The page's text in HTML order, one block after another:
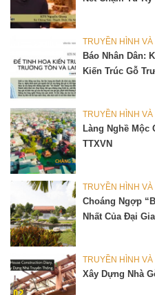
TRUYỀN HÌNH VÀ
Báo Nhân Dân:
Kiến Trúc Gỗ
TRUYỀN HÌNH VÀ
Làng Nghề Mộc
TTXVN
TRUYỀN HÌNH VÀ
Choáng Ngợp
Nhất Của Đại
TRUYỀN HÌNH VÀ
Xây Dựng Nhà